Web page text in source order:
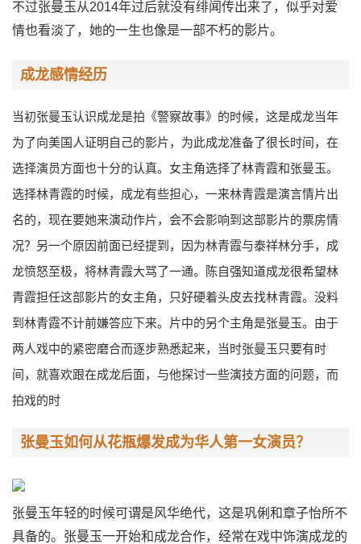
不过张曼玉从2014年过后就没有绯闻传出来了，似乎对爱
情也看淡了，她的一生也像是一部不朽的影片。
成龙感情经历
当初张曼玉认识成龙是拍《警察故事》的时候，这是成龙当年
为了向美国人证明自己的影片，为此成龙准备了很长时间，在
选择演员方面也十分的认真。女主角选择了林青霞和张曼玉。
选择林青霞的时候，成龙有些担心，一来林青霞是演言情片出
名的，现在要她来演动作片，会不会影响到这部影片的票房情
况？另一个原因前面已经提到，因为林青霞与泰祥林分手，成
龙愤怒至极，将林青霞大骂了一通。陈自强知道成龙很希望林
青霞担任这部影片的女主角，只好硬着头皮去找林青霞。没料
到林青霞不计前嫌答应下来。片中的另个主角是张曼玉。由于
两人戏中的紧密磨合而逐步熟悉起来，当时张曼玉只要有时
间，就喜欢跟在成龙后面，与他探讨一些演技方面的问题，而
拍戏的时
张曼玉如何从花瓶爆发成为华人第一女演员？
张曼玉年轻的时候可谓是风华绝代，这是巩俐和章子怡所不
具备的。张曼玉一开始和成龙合作，经常在戏中饰演成龙的